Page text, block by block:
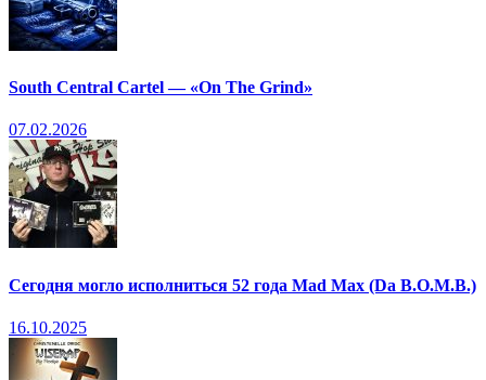
South Central Cartel — «On The Grind»
07.02.2026
Сегодня могло исполниться 52 года Mad Max (Da B.O.M.B.)
16.10.2025